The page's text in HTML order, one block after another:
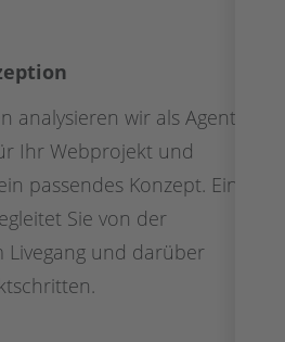
analysieren wir als Agentur
Ihr Webprojekt und
passendes Konzept. Ein
Sie von der
Livegang und darüber